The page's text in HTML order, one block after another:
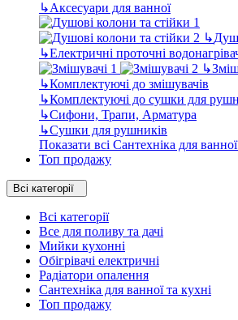
↳Аксесуари для ванної
↳
↳Електричні проточні
↳
↳Комплектуючі до змішувачів
↳Комплектуючі до сушки для
↳Сифони, Трапи, Арматура
↳Сушки для рушників
Показати всі Сантехніка для
Топ продажу
Всі категорії
Всі категорії
Все для поливу та дачі
Мийки кухонні
Обігрівачі електричні
Радіатори опалення
Сантехніка для ванної та кухні
Топ продажу